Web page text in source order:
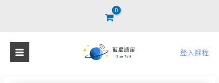
登入課程